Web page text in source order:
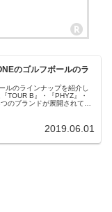
のゴルフボールのラ
ルのラインナップを紹介し
TOUR B』・『PHYZ』・
のブランドが展開されてい
2019.06.01